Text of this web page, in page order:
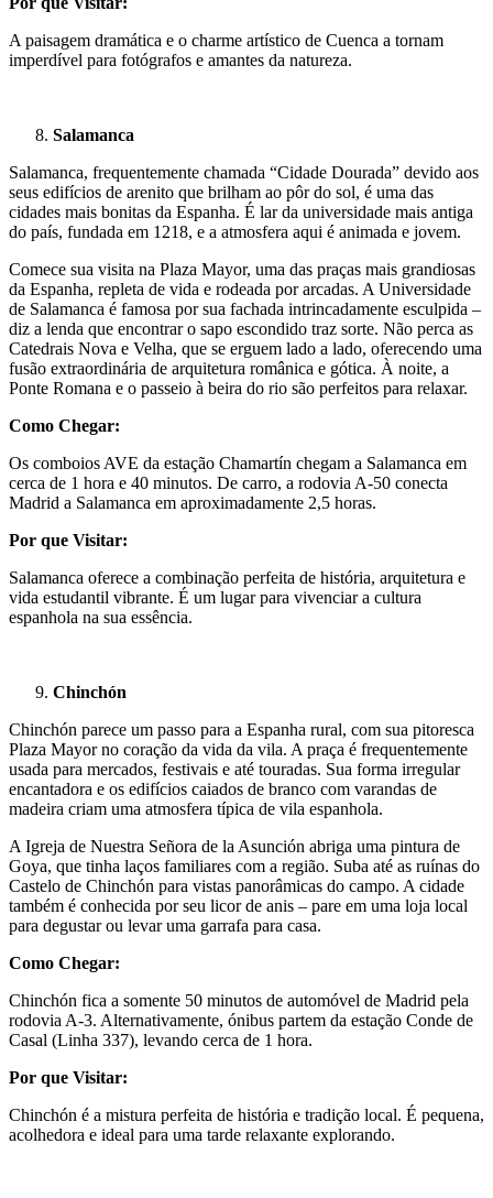
A paisagem dramática e o charme artístico de Cuenca a tornam
imperdível para fotógrafos e amantes da natureza.
Salamanca
Salamanca, frequentemente chamada “Cidade Dourada” devido aos
seus edifícios de arenito que brilham ao pôr do sol, é uma das
cidades mais bonitas da Espanha. É lar da universidade mais antiga
do país, fundada em 1218, e a atmosfera aqui é animada e jovem.
Comece sua visita na Plaza Mayor, uma das praças mais grandiosas
da Espanha, repleta de vida e rodeada por arcadas. A Universidade
de Salamanca é famosa por sua fachada intrincadamente esculpida –
diz a lenda que encontrar o sapo escondido traz sorte. Não perca as
Catedrais Nova e Velha, que se erguem lado a lado, oferecendo uma
fusão extraordinária de arquitetura românica e gótica. À noite, a
Ponte Romana e o passeio à beira do rio são perfeitos para relaxar.
Como Chegar:
Os comboios AVE da estação Chamartín chegam a Salamanca em
cerca de 1 hora e 40 minutos. De carro, a rodovia A-50 conecta
Madrid a Salamanca em aproximadamente 2,5 horas.
Por que Visitar:
Salamanca oferece a combinação perfeita de história, arquitetura e
vida estudantil vibrante. É um lugar para vivenciar a cultura
espanhola na sua essência.
Chinchón
Chinchón parece um passo para a Espanha rural, com sua pitoresca
Plaza Mayor no coração da vida da vila. A praça é frequentemente
usada para mercados, festivais e até touradas. Sua forma irregular
encantadora e os edifícios caiados de branco com varandas de
madeira criam uma atmosfera típica de vila espanhola.
A Igreja de Nuestra Señora de la Asunción abriga uma pintura de
Goya, que tinha laços familiares com a região. Suba até as ruínas do
Castelo de Chinchón para vistas panorâmicas do campo. A cidade
também é conhecida por seu licor de anis – pare em uma loja local
para degustar ou levar uma garrafa para casa.
Como Chegar:
Chinchón fica a somente 50 minutos de automóvel de Madrid pela
rodovia A-3. Alternativamente, ónibus partem da estação Conde de
Casal (Linha 337), levando cerca de 1 hora.
Por que Visitar:
Chinchón é a mistura perfeita de história e tradição local. É pequena,
acolhedora e ideal para uma tarde relaxante explorando.